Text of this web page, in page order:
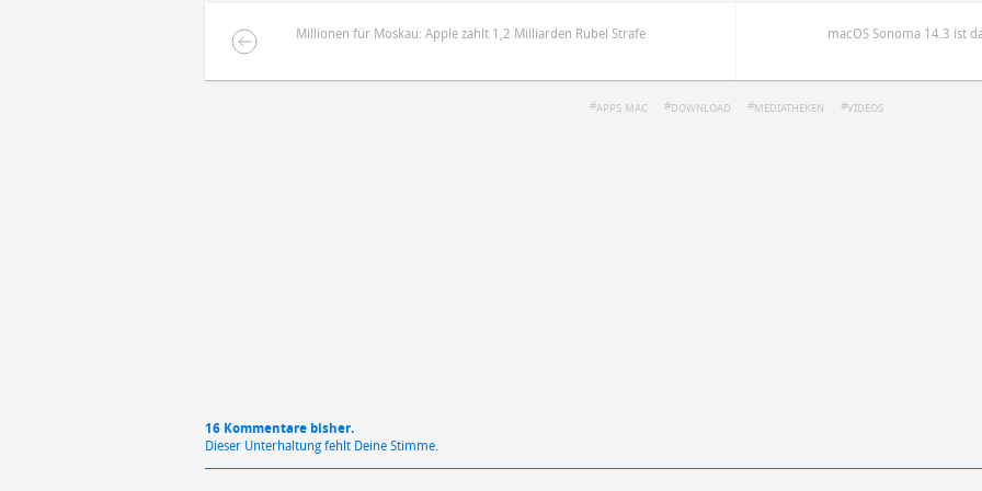
Millionen für Moskau: Apple zahlt 1,2 Milliarden Rubel Strafe macOS Sonoma 14.3 ist
APPS MAC DOWNLOAD MEDIATHEKEN VIDEOS
16 Kommentare bisher.
Dieser Unterhaltung fehlt Deine Stimme.